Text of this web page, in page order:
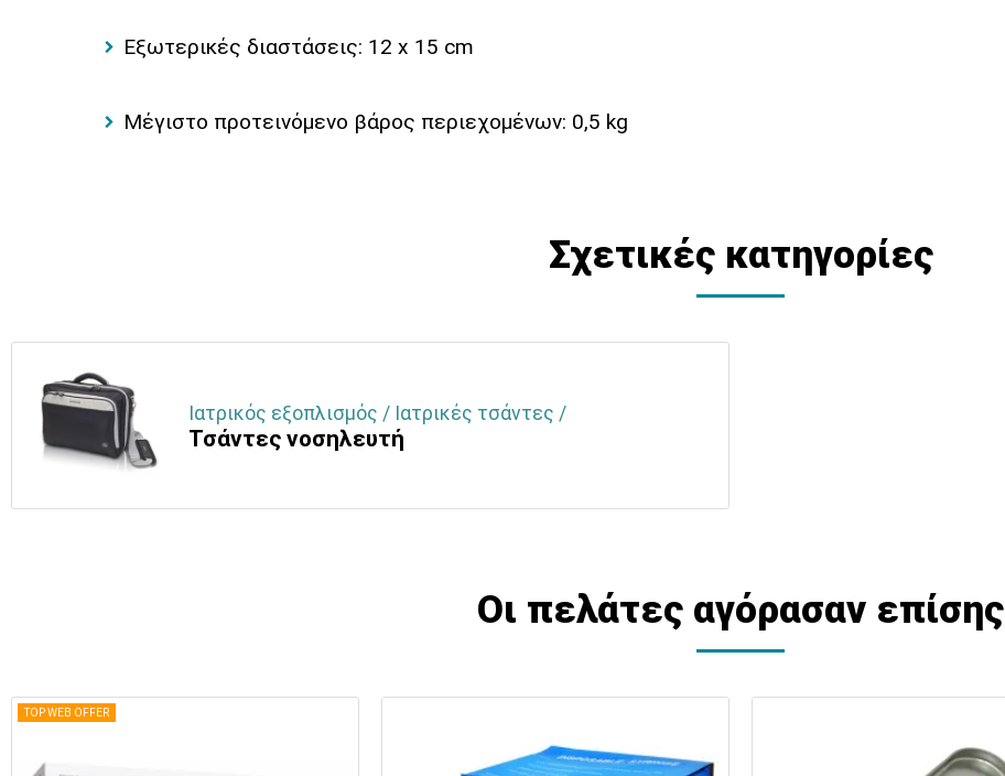
Εξωτερικές διαστάσεις: 12 x 15 cm
Μέγιστο προτεινόμενο βάρος περιεχομένων: 0,5 kg
Σχετικές κατηγορίες
Ιατρικός εξοπλισμός / Ιατρικές τσάντες /
Τσάντες νοσηλευτή
Οι πελάτες αγόρασαν επίσης
TOP WEB OFFER